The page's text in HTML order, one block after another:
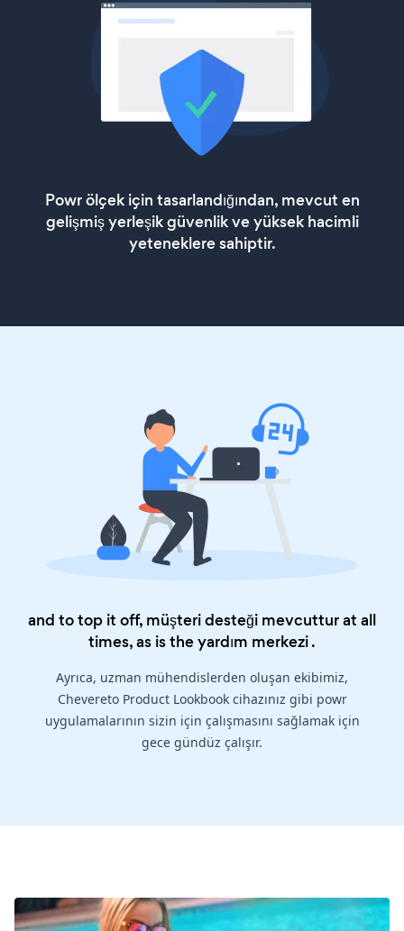
Powr ölçek için tasarlandığından, mevcut en
gelişmiş yerleşik güvenlik ve yüksek hacimli
yeteneklere sahiptir.
and to top it off, müşteri desteği mevcuttur at all
times, as is theyardım merkezi.
Ayrıca, uzman mühendislerden oluşan ekibimiz,
Chevereto Product Lookbook cihazınız gibi powr
uygulamalarının sizin için çalışmasını sağlamak için
gece gündüz çalışır.